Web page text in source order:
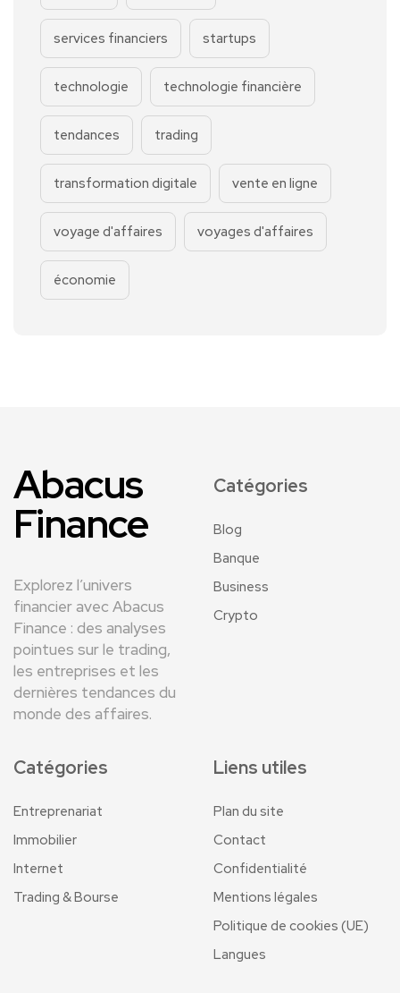
services financiers startups
technologie technologie financière
tendances trading
transformation digitale vente en ligne
voyage d'affaires voyages d'affaires
économie
Abacus
Finance
Explorez l’univers
financier avec Abacus
Finance : des analyses
pointues sur le trading,
les entreprises et les
dernières tendances du
monde des affaires.
Catégories
Blog
Banque
Business
Crypto
Catégories
Entreprenariat
Immobilier
Internet
Trading & Bourse
Liens utiles
Plan du site
Contact
Confidentialité
Mentions légales
Politique de cookies (UE)
Langues